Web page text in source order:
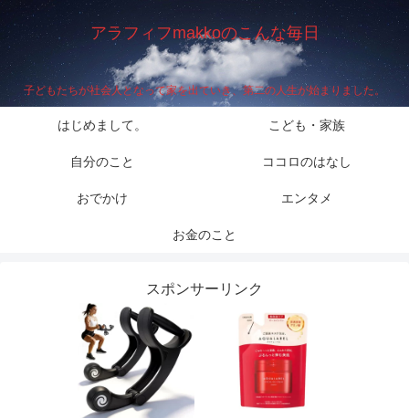
アラフィフmakkoのこんな毎日
子どもたちが社会人となって家を出ていき、第二の人生が始まりました。
はじめまして。 こども・家族
自分のこと ココロのはなし
おでかけ エンタメ
お金のこと
スポンサーリンク